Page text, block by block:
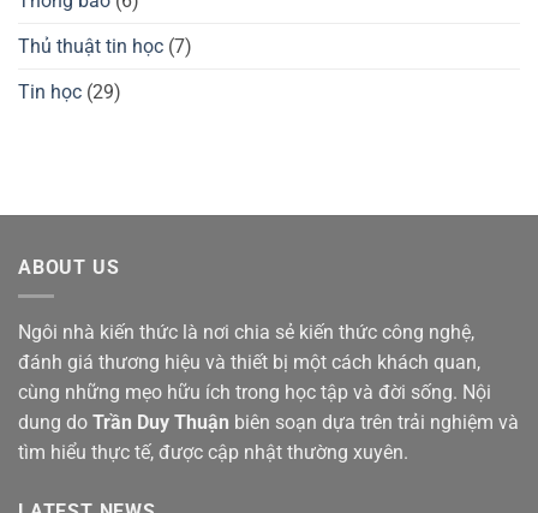
Thủ thuật tin học (7)
Tin học (29)
ABOUT US
Ngôi nhà kiến thức là nơi chia sẻ kiến thức công nghệ,
đánh giá thương hiệu và thiết bị một cách khách quan,
cùng những mẹo hữu ích trong học tập và đời sống. Nội
dung do Trần Duy Thuận biên soạn dựa trên trải nghiệm và
tìm hiểu thực tế, được cập nhật thường xuyên.